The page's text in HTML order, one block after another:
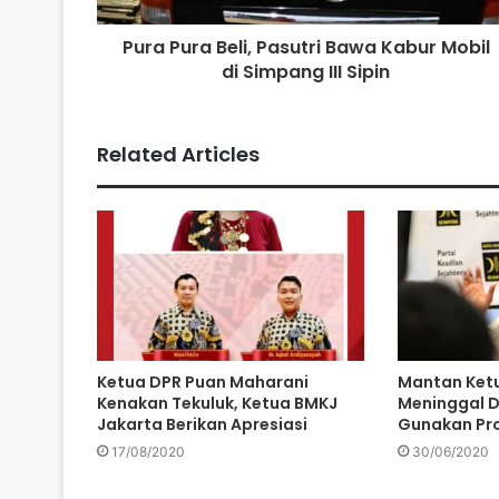
Pura Pura Beli, Pasutri Bawa Kabur Mobil
di Simpang III Sipin
Related Articles
Ketua DPR Puan Maharani
Kenakan Tekuluk, Ketua BMKJ
Jakarta Berikan Apresiasi
17/08/2020
Mantan
Meninggal
Gunakan
30/06/2020